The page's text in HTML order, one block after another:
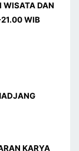
WISATA DAN
WIB
KARYA